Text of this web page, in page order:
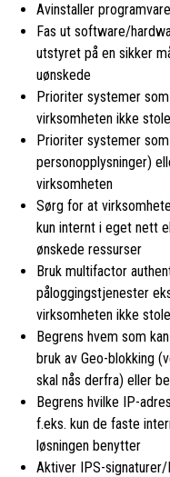
Avinstaller
Fas ut software/
utstyret på en sikker
uønskede
Prioriter systemer
virksomheten ikke
Prioriter systemer
personopplysninger)
virksomheten
Sørg for at
kun internt i eget nett
ønskede ressurser
Bruk multifactor
påloggingstjenester
virksomheten ikke
Begrens hvem som
bruk av Geo-blokking
skal nås derfra) eller
Begrens hvilke IP-
f.eks. kun de faste
løsningen benytter
Aktiver IPS-